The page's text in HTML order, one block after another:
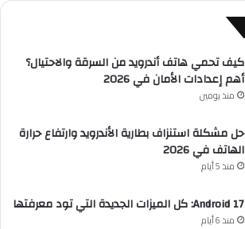
كيف تحمي هاتف أندرويد من السرقة والاحتيال؟
أهم إعدادات الأمان في 2026
منذ يومين
حل مشكلة استنزاف بطارية الأندرويد وارتفاع حرارة
الهاتف في 2026
منذ 5 أيام
Android 17: كل الميزات الجديدة التي تود معرفتها
منذ 6 أيام